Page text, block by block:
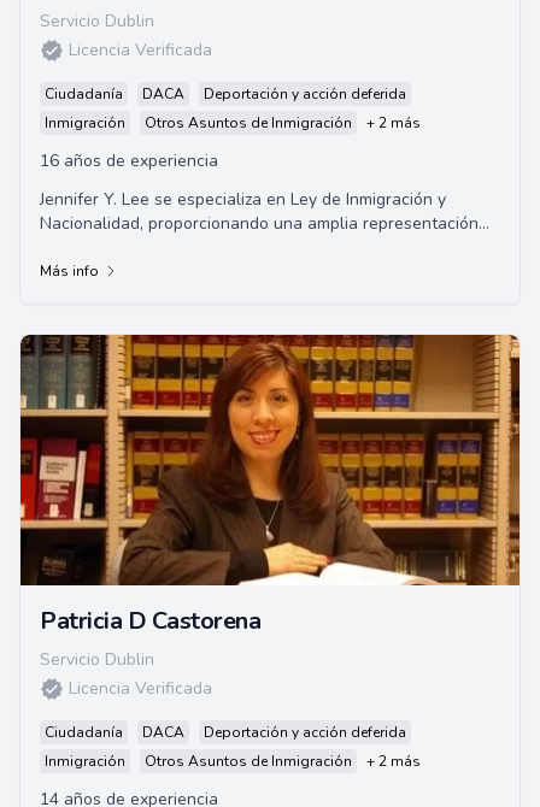
Servicio Dublin
Licencia Verificada
Ciudadanía DACA
Deportación y acción deferida
Inmigración
Otros Asuntos de Inmigración + 2 más
16 años de experiencia
Jennifer Y. Lee se especializa en Ley de Inmigración y
Nacionalidad, proporcionando una amplia representación
Más info
Patricia D Castorena
Servicio Dublin
Licencia Verificada
Ciudadanía DACA
Deportación y acción deferida
Inmigración
Otros Asuntos de Inmigración + 2 más
14 años de experiencia